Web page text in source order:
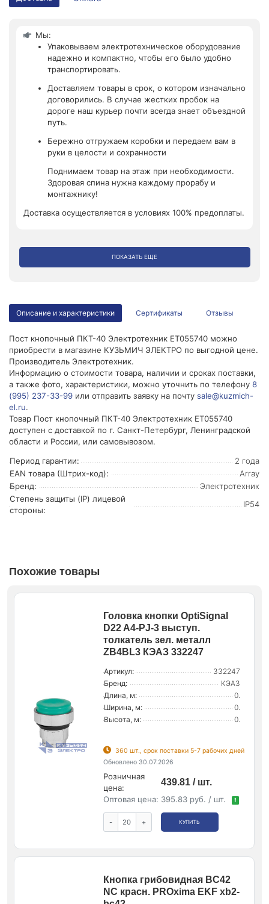
Мы:
Упаковываем электротехническое оборудование
надежно и компактно, чтобы его было удобно
транспортировать.
Доставляем товары в срок, о котором изначально
договорились. В случае жестких пробок на
дороге наш курьер почти всегда знает объездной
путь.
Бережно отгружаем коробки и передаем вам в
руки в целости и сохранности
Поднимаем товар на этаж при необходимости.
Здоровая спина нужна каждому прорабу и
монтажнику!
Доставка осуществляется в условиях 100% предоплаты.
ПОКАЗАТЬ ЕЩЕ
Описание и характеристики Сертификаты Отзывы
Пост кнопочный ПКТ-40 Электротехник ET055740 можно
приобрести в магазине КУЗЬМИЧ ЭЛЕКТРО по выгодной цене.
Производитель Электротехник.
Информацию о стоимости товара, наличии и сроках поставки,
а также фото, характеристики, можно уточнить по телефону 8
(995) 237-33-99 или отправить заявку на почту sale@kuzmich-
el.ru.
Товар Пост кнопочный ПКТ-40 Электротехник ET055740
доступен с доставкой по г. Санкт-Петербург, Ленинградской
области и России, или самовывозом.
Период гарантии:
2 года
EAN товара (Штрих-код):
Array
Бренд:
Электротехник
Степень защиты (IP) лицевой
стороны:
IP54
Похожие товары
Головка кнопки OptiSignal
D22 A4-PJ-3 выступ.
толкатель зел. металл
ZB4BL3 КЭАЗ 332247
Артикул:
332247
Бренд:
КЭАЗ
Длина, м:
0.
Ширина, м:
0.
Высота, м:
0.
360 шт., срок поставки 5-7 рабочих дней
Обновлено 30.07.2026
Розничная
цена:
439.81 / шт.
Оптовая цена: 395.83 руб. / шт. !
- + КУПИТЬ
Кнопка грибовидная BC42
NC красн. PROxima EKF xb2-